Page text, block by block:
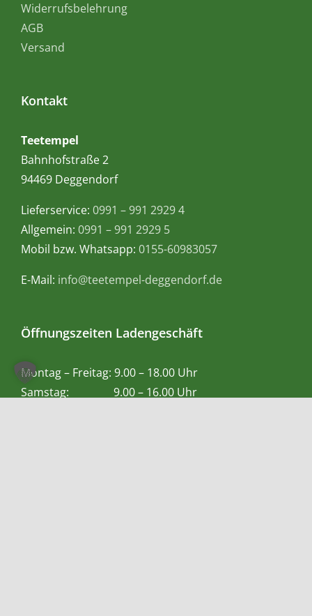
Widerrufsbelehrung
AGB
Versand
Kontakt
Teetempel
Bahnhofstraße 2
94469 Deggendorf
Lieferservice: 0991 – 991 2929 4
Allgemein: 0991 – 991 2929 5
Mobil bzw. Whatsapp: 0155-60983057
E-Mail: info@teetempel-deggendorf.de
Öffnungszeiten Ladengeschäft
Montag – Freitag: 9.00 – 18.00 Uhr
Samstag: 9.00 – 16.00 Uhr